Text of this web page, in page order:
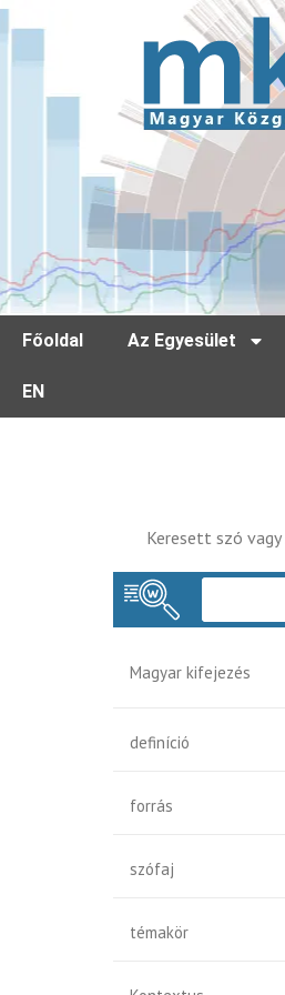
Főoldal Az Egyesület
EN
Keresett szó
Magyar kifejezés
definíció
forrás
szófaj
témakör